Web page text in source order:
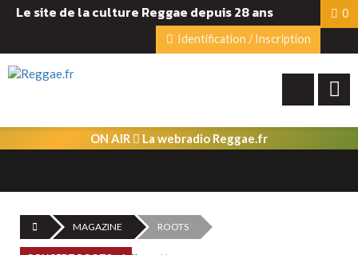
Le site de la culture Reggae depuis 28 ans
0
Identification / Inscription
ON AIR La webradio Reggae.fr
MAGAZINE ROOTS